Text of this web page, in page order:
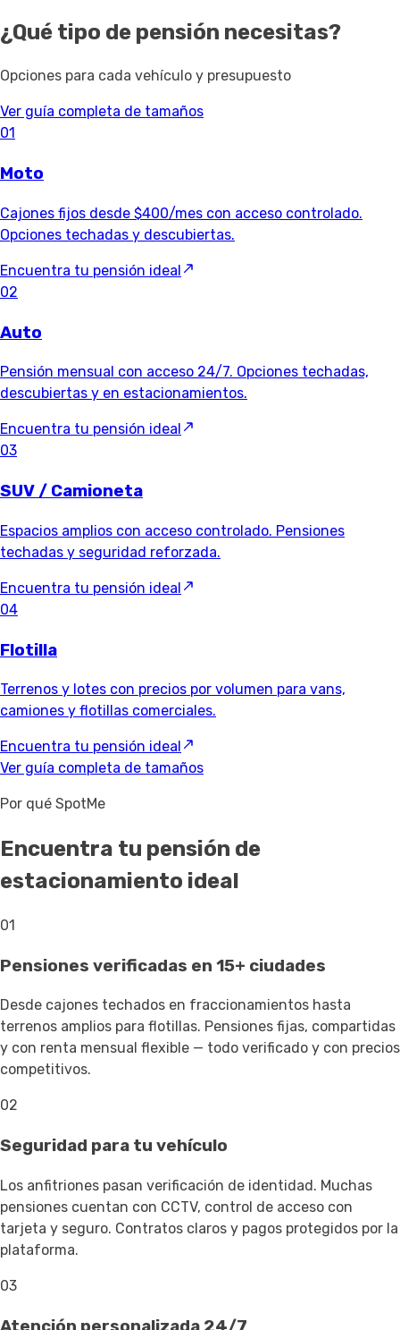
¿Qué tipo de pensión necesitas?
Opciones para cada vehículo y presupuesto
Ver guía completa de tamaños
01
Moto
Cajones fijos desde $400/mes con acceso controlado.
Opciones techadas y descubiertas.
Encuentra tu pensión ideal
02
Auto
Pensión mensual con acceso 24/7. Opciones techadas,
descubiertas y en estacionamientos.
Encuentra tu pensión ideal
03
SUV / Camioneta
Espacios amplios con acceso controlado. Pensiones
techadas y seguridad reforzada.
Encuentra tu pensión ideal
04
Flotilla
Terrenos y lotes con precios por volumen para vans,
camiones y flotillas comerciales.
Encuentra tu pensión ideal
Ver guía completa de tamaños
Por qué SpotMe
Encuentra tu pensión de
estacionamiento ideal
01
Pensiones verificadas en 15+ ciudades
Desde cajones techados en fraccionamientos hasta
terrenos amplios para flotillas. Pensiones fijas, compartidas
y con renta mensual flexible — todo verificado y con precios
competitivos.
02
Seguridad para tu vehículo
Los anfitriones pasan verificación de identidad. Muchas
pensiones cuentan con CCTV, control de acceso con
tarjeta y seguro. Contratos claros y pagos protegidos por la
plataforma.
03